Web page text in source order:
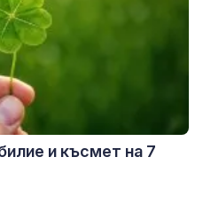
и късмет на 7